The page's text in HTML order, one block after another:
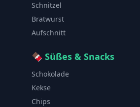
Schnitzel
Bratwurst
Aufschnitt
🍫 Süßes & Snacks
Schokolade
Kekse
Chips